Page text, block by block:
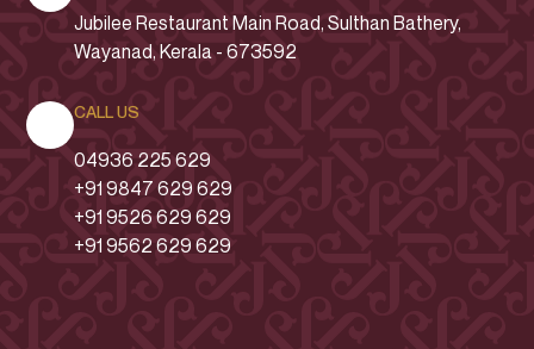
Jubilee RestaurantMain Road, Sulthan Bathery,
Wayanad, Kerala - 673592
CALL US
04936 225 629
+91 9847 629 629
+91 9526 629 629
+91 9562 629 629